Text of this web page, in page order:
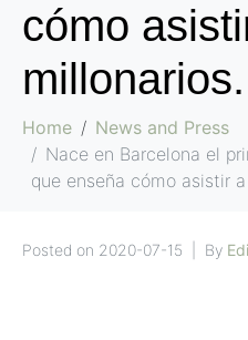
cómo
millonarios.
Home
News and Press
Nace en Barcelona el
que enseña cómo asistir
Posted on 2020-07-15 By